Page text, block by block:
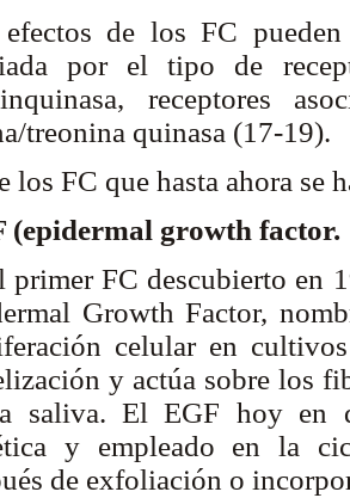
de los FC
por el tipo de
receptores
treonina quinasa (17-19).
los FC que hasta ahora se
(epidermal growth
primer FC descubierto en
Growth Factor,
celular en
y actúa sobre los
saliva. El EGF hoy en
y empleado en la
de exfoliación o